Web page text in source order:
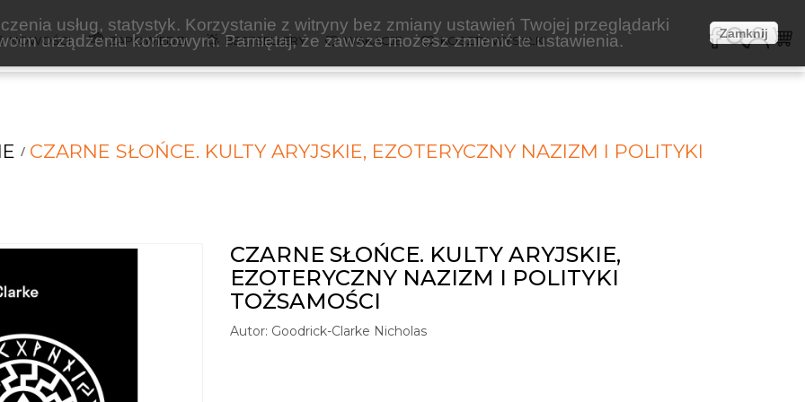
usług, statystyk. Korzystanie z witryny bez zmiany ustawień Twojej przeglądarki
urządzeniu końcowym. Pamiętaj, że zawsze możesz zmienić te ustawienia.
Zamknij
NOWOŚCI ZAPOWIEDZI BESTSELLERY WAKACJE KOSZTY WYSYŁKI
CZARNE SŁOŃCE. KULTY ARYJSKIE, EZOTERYCZNY NAZIZM I POLITYKI
CZARNE SŁOŃCE. KULTY ARYJSKIE,
EZOTERYCZNY NAZIZM I POLITYKI
TOŻSAMOŚCI
Autor: Goodrick-Clarke Nicholas